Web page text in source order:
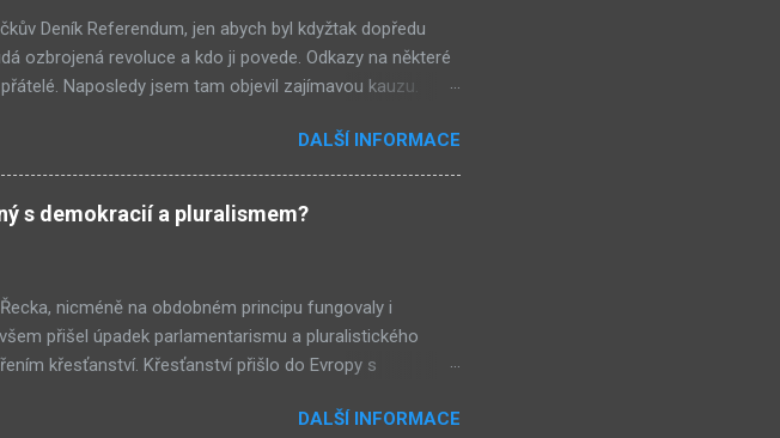
Deník Referendum, jen abych byl kdyžtak dopředu
ozbrojená revoluce a kdo ji povede. Odkazy na některé
Naposledy jsem tam objevil zajímavou kauzu.
jednu z cen. Takové jednání by samozřejmě bylo
snadno zjistíte, že je třeba zase všechno jinak -
si pojďme položit několik otázek. Co se vlastně
Deníku Referendum, že porota dostala vzkaz
Nevzpomíná si však, kdo porotě vzkaz vyřídil. Milunić
DALŠÍ INFORMACE
s demokracií a pluralismem?
nicméně na obdobném principu fungovaly i
přišel úpadek parlamentarismu a pluralistického
křesťanství. Křesťanství přišlo do Evropy s
více A, tím méně B. Starší filosofie odvozené od
DALŠÍ INFORMACE